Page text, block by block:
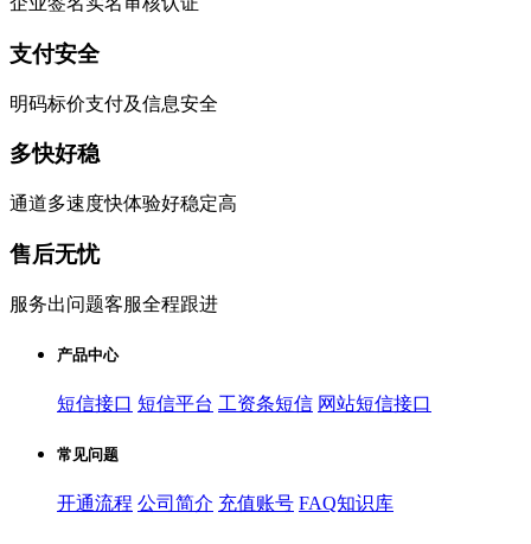
支付安全
明码标价支付及信息安全
多快好稳
通道多速度快体验好稳定高
售后无忧
服务出问题客服全程跟进
产品中心
短信接口 短信平台 工资条短信 网站短信接口
常见问题
开通流程 公司简介 充值账号 FAQ知识库